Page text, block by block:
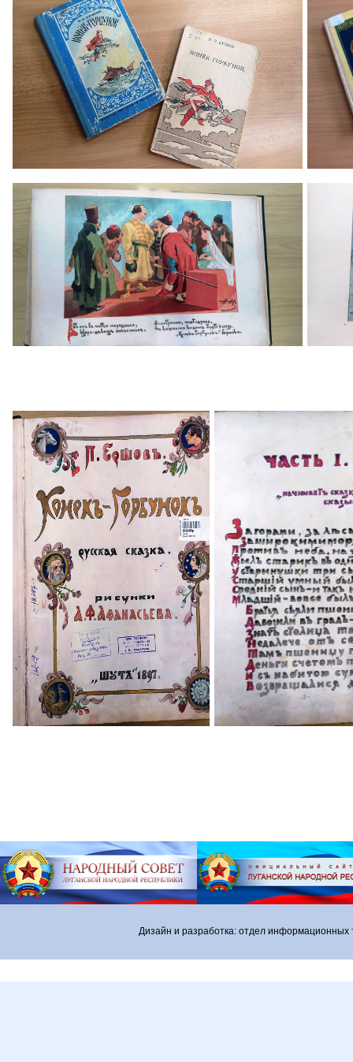
Дизайн и разработка: отдел информационных